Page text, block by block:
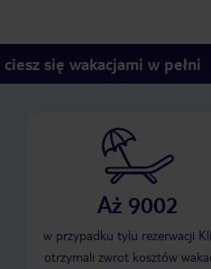
niezapomniany,
się wakacjami w pełni
Aż 9002
w przypadku tylu rezerwacji
otrzymali zwrot kosztów